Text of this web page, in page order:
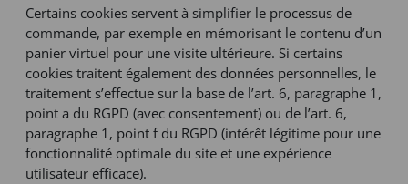
Certains cookies servent à simplifier le processus de
commande, par exemple en mémorisant le contenu d’un
panier virtuel pour une visite ultérieure. Si certains
cookies traitent également des données personnelles, le
traitement s’effectue sur la base de l’art. 6, paragraphe 1,
point a du RGPD (avec consentement) ou de l’art. 6,
paragraphe 1, point f du RGPD (intérêt légitime pour une
fonctionnalité optimale du site et une expérience
utilisateur efficace).